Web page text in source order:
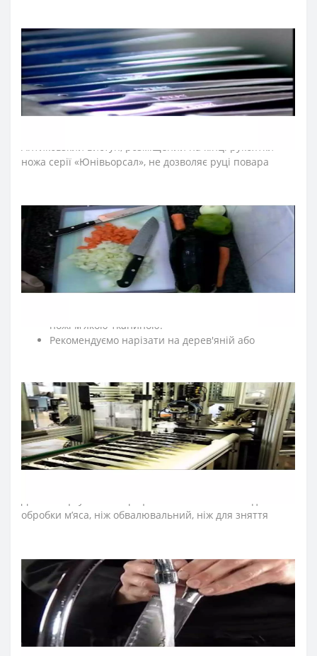
формі із потовщенням посередині. Комфортний захват
рукоятки не перевантажує кисть руки впродовж
тривалої роботи. Рукоятку виготовили з
поліоксиметиленових накладок, які не створюють
щілин та запобігають проникненню мікроскопічних
елементів їжі. Закріплюють конструкцію рукоятки
професійного ножа міцні металеві заклепки, що
ножа серії «Юнівьорсал», не дозволяє руці повара
високих температур.
≡
ЧАСТІ ПИТАННЯ ПРО ПРОФЕСІЙНІ НОЖІ ARCOS
UNIVERSAL?
➤ Як доглядати за кухонними ножами Аркос?
Мийте кухонні ножі відразу після використання.
ножі м'якою тканиною.
Рекомендуємо нарізати на дерев'яній або
Для заточки ножів регулярно правте кухонні ножі
за допомогою мусатів Arcos.
Зберігаємо кухонні ножі в сухому, недоступному
для дітей місці.
➤Які ножі входять в професійну серію Аркос
обробки м’яса, ніж обвалювальний, ніж для зняття
ножі для овочів та фруктів, ножі для чищення овочів,
ножі для нарізки, ножі для риби, ножі для салямі, ножі
для хліба, ножі для хамону.
Тип ножів Аркос Universal ?
Ножі Arcos серії «Universal» виготовлені з прокатної
сталі Nitrum методом штампування. Склад сталі